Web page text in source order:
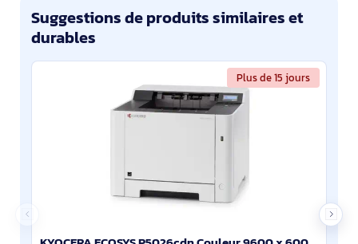
Suggestions de produits similaires et
durables
Plus de 15 jours